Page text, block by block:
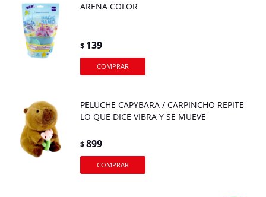
ARENA COLOR
$ 139
PELUCHE CAPYBARA / CARPINCHO REPITE
LO QUE DICE VIBRA Y SE MUEVE
$899